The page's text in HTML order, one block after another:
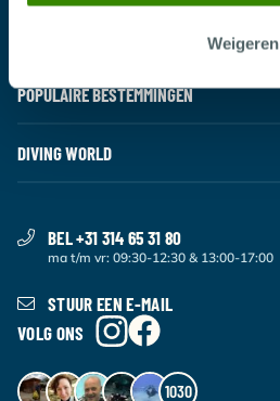
Weigeren
POPULAIRE BESTEMMINGEN
DIVING WORLD
BEL +31 314 65 31 80
ma t/m vr: 09:30-12:30 & 13:00-17:00
STUUR EEN E-MAIL
VOLG ONS
1030